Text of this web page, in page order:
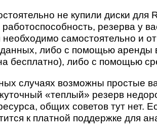
не купили диски для
резерва у
самостоятельно и
либо с помощью аренды
бесплатно), либо с помощью
случаях возможны простые
«теплый» резерв
общих советов тут нет.
к платной поддержке для